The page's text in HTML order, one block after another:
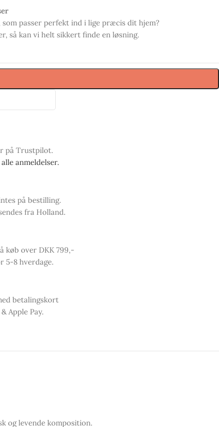
passer perfekt ind i lige præcis dit hjem?
så kan vi helt sikkert finde en løsning.
på Trustpilot.
anmeldelser.
på bestilling.
fra Holland.
køb over DKK 799,-
5-8 hverdage.
betalingskort
Apple Pay.
og levende komposition.